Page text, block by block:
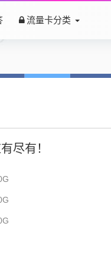
流量卡分类
尽有！